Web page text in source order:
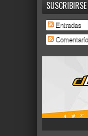
Entradas